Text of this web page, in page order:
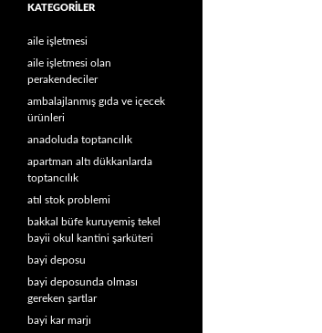
KATEGORILER
aile işletmesi
aile işletmesi olan
perakendeciler
ambalajlanmış gıda ve içecek
ürünleri
anadoluda toptancılık
apartman altı dükkanlarda
toptancılık
atıl stok problemi
bakkal büfe kuruyemiş tekel
bayii okul kantini şarküteri
bayi deposu
bayi deposunda olması
gereken şartlar
bayi kar marjı